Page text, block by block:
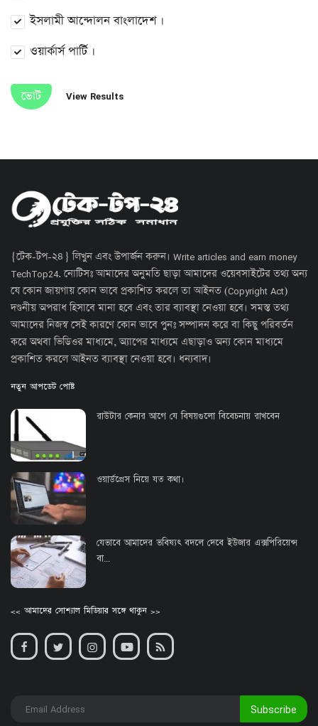
ইসলামী আন্দোলন বাংলাদেশ ।
ওয়ার্কার্স পার্টি ।
ভোট View Results
{টেক-টপ-২৪} লিখুন এবং উপার্জন করুন। Write articles and earn money
TechTop24. নোটিসঃ আমাদের অনুমতি ছাড়া আমাদের ওয়েবসাইটের তথ্য অন্য
যে কোন জায়গায় কোন ভাবে প্রকাশিত করলে তা আইনত (Copyright Act)
দণ্ডনীয় অপরাধ হিসাবে মানা হবে এবং তার ব্যাবস্থা নেওয়া হবে। সমস্ত তথ্য
আমাদের নিজস্ব সেই কারণে কোন ভাবে পুনঃ সম্পাদন করে বা কিছু পরিবর্তন
করে অথবা ভিডিওর মাধ্যমে, অ্যাপের মাধ্যমে এছাড়াও অন্য কোন মাধ্যমে
প্রকাশিত করলে আইনত ব্যাবস্থা নেওয়া হবে। ধন্যবাদ।
নতুন আপডেট পোষ্ট
রাউটার কেনার আগে যে বিষয়গুলো বিবেচনায় রাখবেন
ওয়ার্ডপ্রেস নিয়ে যত কথা।
যেভাবে আমাদের ভবিষ্যৎ বদলে দেবে ইউজার এক্সপিরিয়েন্স
বা...
<< আমাদের সোশ্যাল মিডিয়ার সঙ্গে থাকুন >>
Subscribe